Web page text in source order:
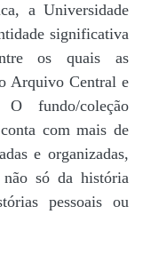
a Universidade
significativa
os quais as
Arquivo Central e
fundo/coleção
com mais de
e organizadas,
só da história
pessoais ou